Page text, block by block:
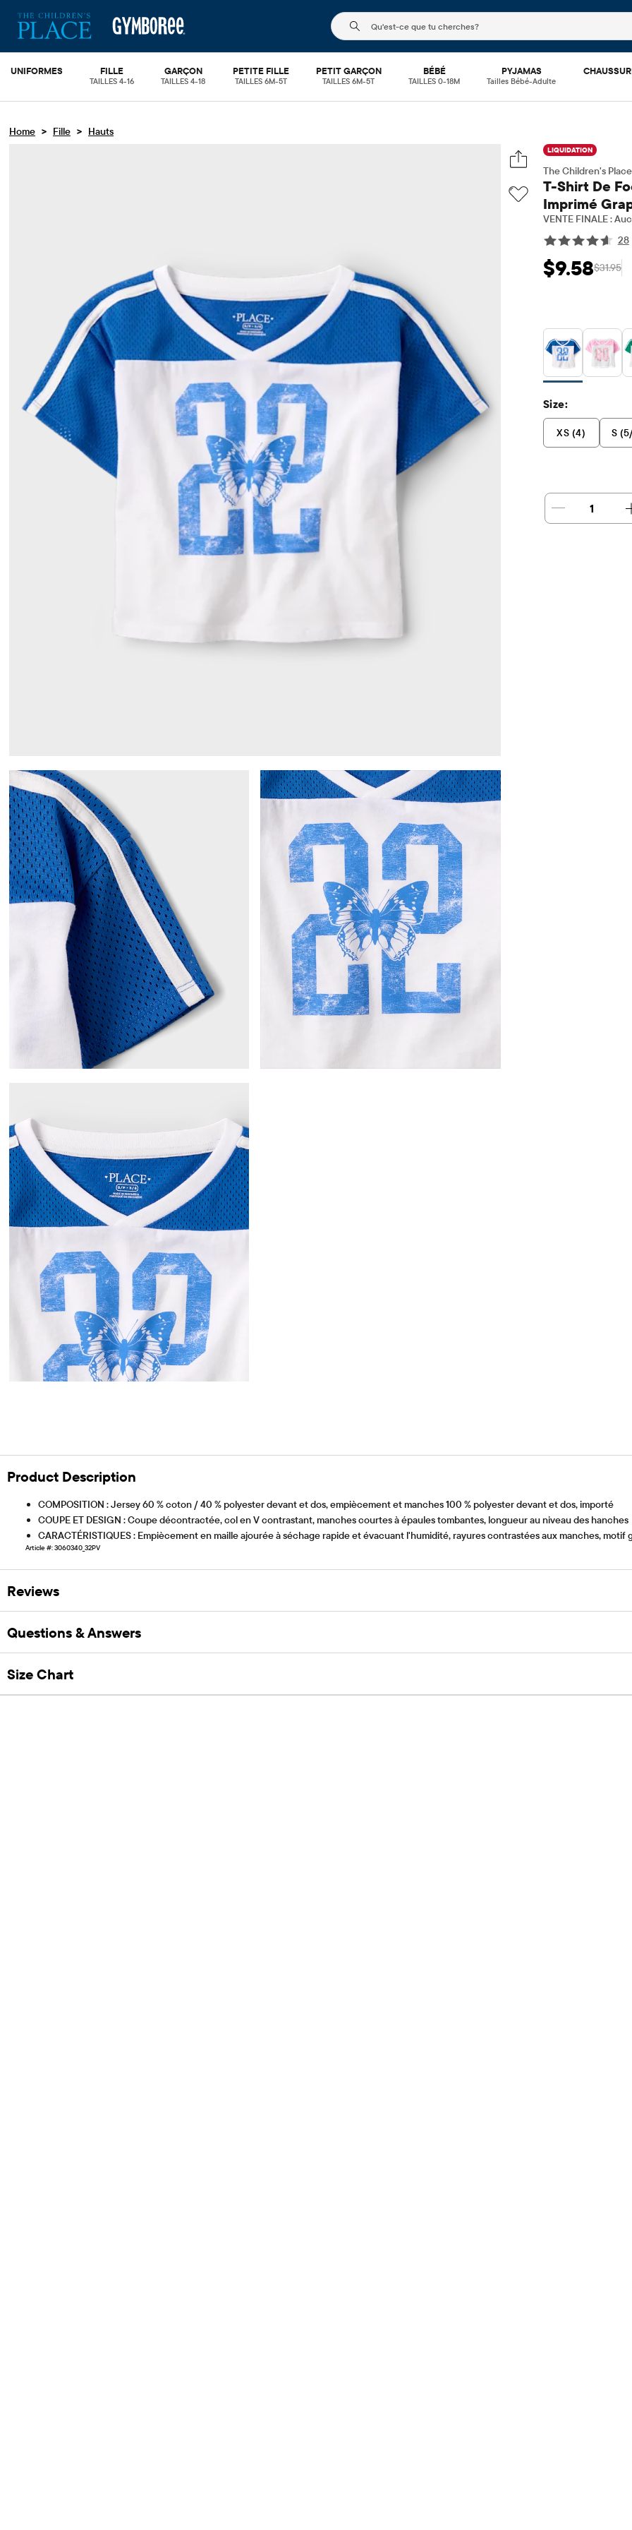
UNIFORMES FILLE
TAILLES 4-16
GARÇON
TAILLES 4-18
PETITE FILLE
TAILLES 6M-5T
PETIT GARÇON
TAILLES 6M-5T
BÉBÉ
TAILLES 0-18M
PYJAMAS
Tailles Bébé-Adulte
Home > Fille > Hauts
LIQUIDATION
The Children's
T-Shirt De
Imprimé
VENTE FINALE :
28
Prix ​​de vente:
$9.58 Prix
$31.95
Size:
XS (4) S
1
Product Description
COMPOSITION : Jersey 60 % coton / 40 % polyester devant et dos, empiècement et manches 100 % polyester devant et dos, importé
COUPE ET DESIGN : Coupe décontractée, col en V contrastant, manches courtes à épaules tombantes, longueur au niveau des hanches
CARACTÉRISTIQUES : Empiècement en maille ajourée à séchage rapide et évacuant l'humidité, rayures contrastées aux manches, motif
Article #: 3060340_32PV
Reviews
Questions & Answers
Size Chart